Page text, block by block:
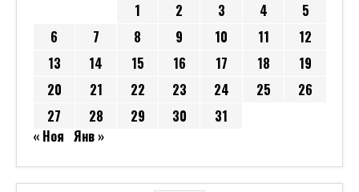
1 2 3 4
5
6
7 8 9 10 11
12
13
14 15 16 17 18
19
20
21 22 23 24 25
26
27
28 29 30
31
« Ноя Янв »